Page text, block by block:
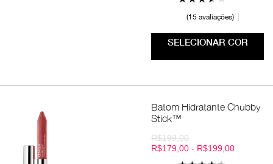
15 avaliações
SELECIONAR COR
Batom Hidratante Chubby
Stick™
R$199,00
R$179,00 - R$199,00